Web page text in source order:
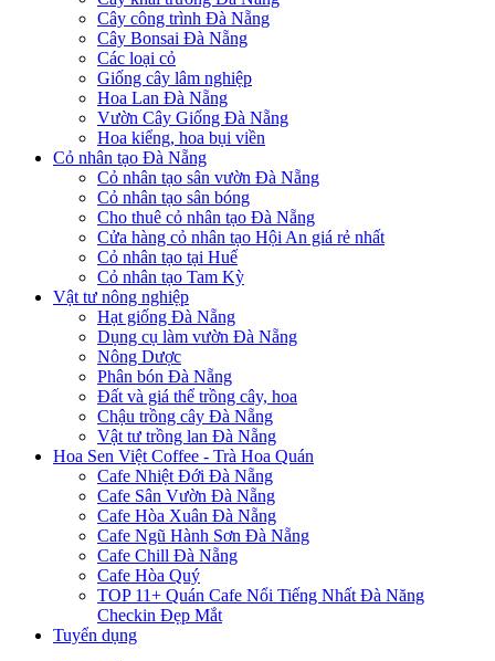
Cây công trình Đà Nẵng
Cây Bonsai Đà Nẵng
Các loại cỏ
Giống cây lâm nghiệp
Hoa Lan Đà Nẵng
Vườn Cây Giống Đà Nẵng
Hoa kiểng, hoa bụi viền
Cỏ nhân tạo Đà Nẵng
Cỏ nhân tạo sân vườn Đà Nẵng
Cỏ nhân tạo sân bóng
Cho thuê cỏ nhân tạo Đà Nẵng
Cửa hàng cỏ nhân tạo Hội An giá rẻ nhất
Cỏ nhân tạo tại Huế
Cỏ nhân tạo Tam Kỳ
Vật tư nông nghiệp
Hạt giống Đà Nẵng
Dụng cụ làm vườn Đà Nẵng
Nông Dược
Phân bón Đà Nẵng
Đất và giá thể trồng cây, hoa
Chậu trồng cây Đà Nẵng
Vật tư trồng lan Đà Nẵng
Hoa Sen Việt Coffee - Trà Hoa Quán
Cafe Nhiệt Đới Đà Nẵng
Cafe Sân Vườn Đà Nẵng
Cafe Hòa Xuân Đà Nẵng
Cafe Ngũ Hành Sơn Đà Nẵng
Cafe Chill Đà Nẵng
Cafe Hòa Quý
TOP 11+ Quán Cafe Nổi Tiếng Nhất Đà Năng
Checkin Đẹp Mắt
Tuyển dụng